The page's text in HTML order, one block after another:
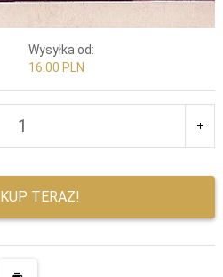
Wysyłka od:
16.00 PLN
KUP TERAZ!